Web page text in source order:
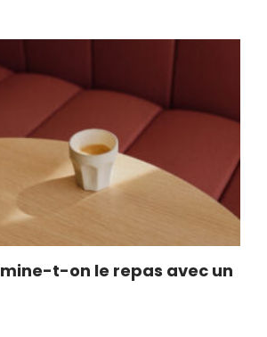
t-on le repas avec un